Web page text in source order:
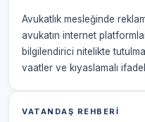
Avukatlık mesleğinde
avukatın internet
bilgilendirici nitelikte
vaatler ve kıyaslamalı
VATANDAŞ REHBERI